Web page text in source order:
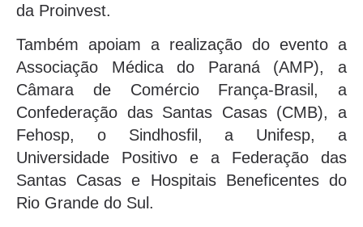
da Proinvest.
Também apoiam a realização do evento a
Associação Médica do Paraná (AMP), a
Câmara de Comércio França-Brasil, a
Confederação das Santas Casas (CMB), a
Fehosp, o Sindhosfil, a Unifesp, a
Universidade Positivo e a Federação das
Santas Casas e Hospitais Beneficentes do
Rio Grande do Sul.